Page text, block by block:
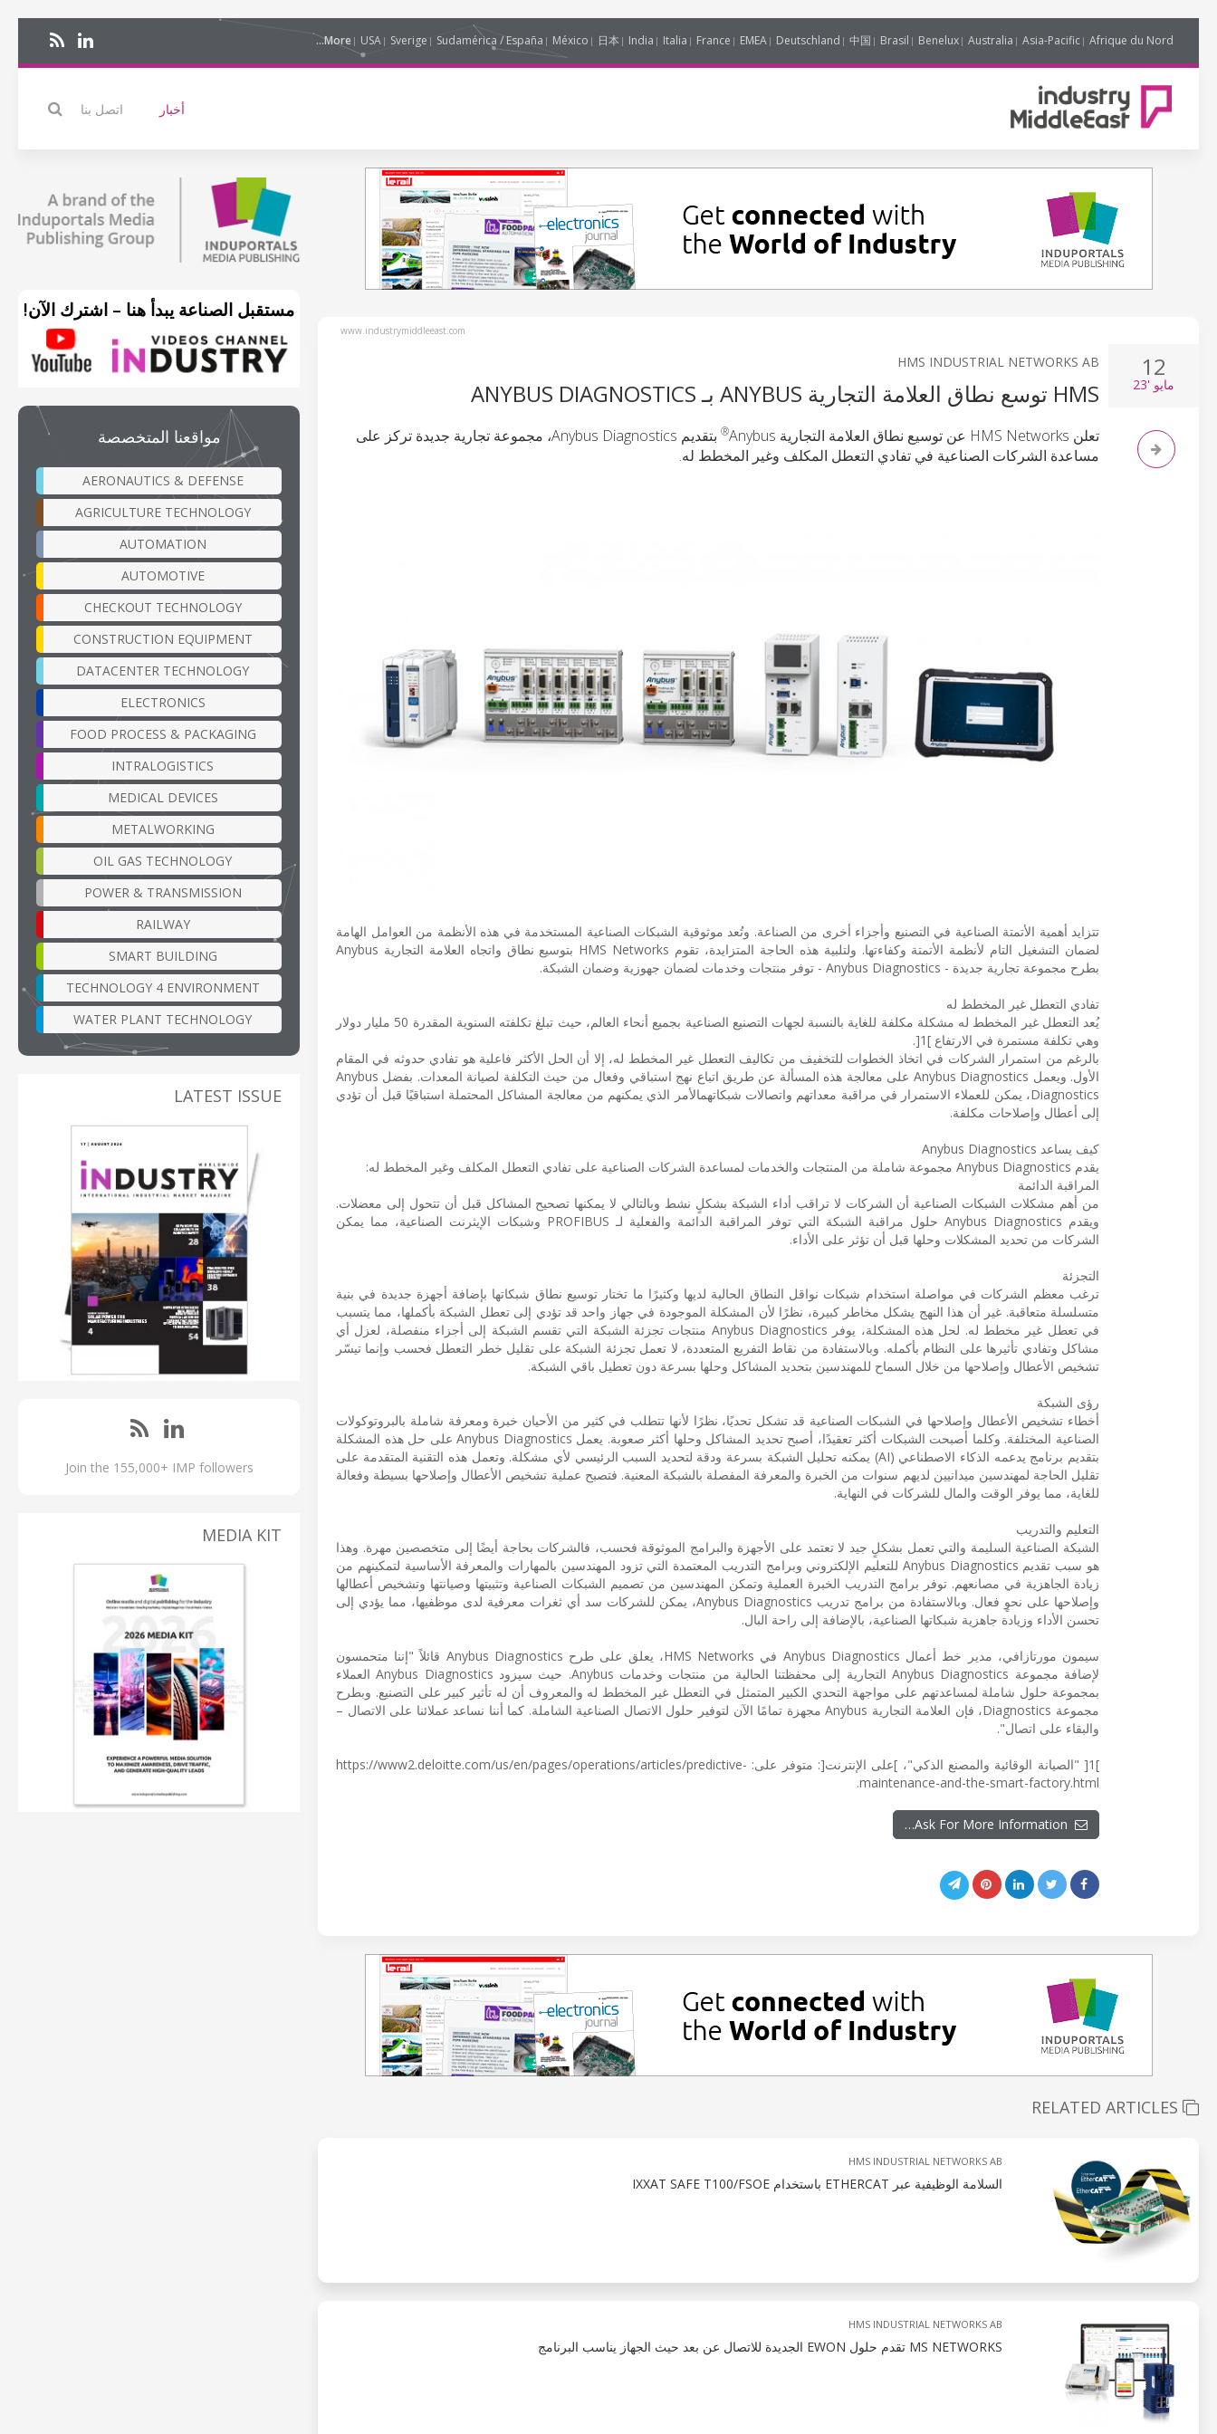
Afrique du Nord
Asia-Pacific
Australia
Benelux
Brasil
中国
Deutschland
EMEA
France
Italia
India
日本
México
Sudamérica / España
Sverige
USA
More...
أخبار اتصل بنا
www.industrymiddleeast.com
12
مايو '23
HMS INDUSTRIAL NETWORKS AB
HMS توسع نطاق العلامة التجارية ANYBUS بـ ANYBUS DIAGNOSTICS
تعلن HMS Networks عن توسيع نطاق العلامة التجارية Anybus ®
بتقديم Anybus Diagnostics، مجموعة تجارية جديدة تركز على
مساعدة الشركات الصناعية في تفادي التعطل المكلف وغير المخطط له.
تتزايد أهمية الأتمتة الصناعية في التصنيع وأجزاء أخرى من الصناعة. وتُعد موثوقية الشبكات الصناعية المستخدمة في هذه الأنظمة من العوامل الهامة
لضمان التشغيل التام لأنظمة الأتمتة وكفاءتها. ولتلبية هذه الحاجة المتزايدة، تقوم HMS Networks بتوسيع نطاق واتجاه العلامة التجارية Anybus
بطرح مجموعة تجارية جديدة - Anybus Diagnostics - توفر منتجات وخدمات لضمان جهوزية وضمان الشبكة.
تفادي التعطل غير المخطط له
يُعد التعطل غير المخطط له مشكلة مكلفة للغاية بالنسبة لجهات التصنيع الصناعية بجميع أنحاء العالم، حيث تبلغ تكلفته السنوية المقدرة 50 مليار دولار
وهي تكلفة مستمرة في الارتفاع ]1[.
بالرغم من استمرار الشركات في اتخاذ الخطوات للتخفيف من تكاليف التعطل غير المخطط له، إلا أن الحل الأكثر فاعلية هو تفادي حدوثه في المقام
الأول. ويعمل Anybus Diagnostics على معالجة هذه المسألة عن طريق اتباع نهج استباقي وفعال من حيث التكلفة لصيانة المعدات. بفضل Anybus
Diagnostics، يمكن للعملاء الاستمرار في مراقبة معداتهم واتصالات شبكاتهمالأمر الذي يمكنهم من معالجة المشاكل المحتملة استباقيًا قبل أن تؤدي
إلى أعطال وإصلاحات مكلفة.
كيف يساعد Anybus Diagnostics
يقدم Anybus Diagnostics مجموعة شاملة من المنتجات والخدمات لمساعدة الشركات الصناعية على تفادي التعطل المكلف وغير المخطط له:
المراقبة الدائمة
من أهم مشكلات الشبكات الصناعية أن الشركات لا تراقب أداء الشبكة بشكلٍ نشط وبالتالي لا يمكنها تصحيح المشاكل قبل أن تتحول إلى معضلات.
ويقدم Anybus Diagnostics حلول مراقبة الشبكة التي توفر المراقبة الدائمة والفعلية لـ PROFIBUS وشبكات الإيثرنت الصناعية، مما يمكن
الشركات من تحديد المشكلات وحلها قبل أن تؤثر على الأداء.
التجزئة
ترغب معظم الشركات في مواصلة استخدام شبكات نواقل النطاق الحالية لديها وكثيرًا ما تختار توسيع نطاق شبكاتها بإضافة أجهزة جديدة في بنية
متسلسلة متعاقبة. غير أن هذا النهج يشكل مخاطر كبيرة، نظرًا لأن المشكلة الموجودة في جهاز واحد قد تؤدي إلى تعطل الشبكة بأكملها، مما يتسبب
في تعطل غير مخطط له. لحل هذه المشكلة، يوفر Anybus Diagnostics منتجات تجزئة الشبكة التي تقسم الشبكة إلى أجزاء منفصلة، لعزل أي
مشاكل وتفادي تأثيرها على النظام بأكمله. وبالاستفادة من نقاط التفريع المتعددة، لا تعمل تجزئة الشبكة على تقليل خطر التعطل فحسب وإنما تيسّر
تشخيص الأعطال وإصلاحها من خلال السماح للمهندسين بتحديد المشاكل وحلها بسرعة دون تعطيل باقي الشبكة.
رؤى الشبكة
أخطاء تشخيص الأعطال وإصلاحها في الشبكات الصناعية قد تشكل تحديًا، نظرًا لأنها تتطلب في كثير من الأحيان خبرة ومعرفة شاملة بالبروتوكولات
الصناعية المختلفة. وكلما أصبحت الشبكات أكثر تعقيدًا، أصبح تحديد المشاكل وحلها أكثر صعوبة. يعمل Anybus Diagnostics على حل هذه المشكلة
بتقديم برنامج يدعمه الذكاء الاصطناعي (AI) يمكنه تحليل الشبكة بسرعة ودقة لتحديد السبب الرئيسي لأي مشكلة. وتعمل هذه التقنية المتقدمة على
تقليل الحاجة لمهندسين ميدانيين لديهم سنوات من الخبرة والمعرفة المفصلة بالشبكة المعنية. فتصبح عملية تشخيص الأعطال وإصلاحها بسيطة وفعالة
للغاية، مما يوفر الوقت والمال للشركات في النهاية.
التعليم والتدريب
الشبكة الصناعية السليمة والتي تعمل بشكلٍ جيد لا تعتمد على الأجهزة والبرامج الموثوقة فحسب، فالشركات بحاجة أيضًا إلى متخصصين مهرة. وهذا
هو سبب تقديم Anybus Diagnostics للتعليم الإلكتروني وبرامج التدريب المعتمدة التي تزود المهندسين بالمهارات والمعرفة الأساسية لتمكينهم من
زيادة الجاهزية في مصانعهم. توفر برامج التدريب الخبرة العملية وتمكن المهندسين من تصميم الشبكات الصناعية وتثبيتها وصيانتها وتشخيص أعطالها
وإصلاحها على نحوٍ فعال. وبالاستفادة من برامج تدريب Anybus Diagnostics، يمكن للشركات سد أي ثغرات معرفية لدى موظفيها، مما يؤدي إلى
تحسن الأداء وزيادة جاهزية شبكاتها الصناعية، بالإضافة إلى راحة البال.
سيمون مورتازافي، مدير خط أعمال Anybus Diagnostics في HMS Networks، يعلق على طرح Anybus Diagnostics قائلاً "إننا متحمسون
لإضافة مجموعة Anybus Diagnostics التجارية إلى محفظتنا الحالية من منتجات وخدمات Anybus. حيث سيزود Anybus Diagnostics العملاء
بمجموعة حلول شاملة لمساعدتهم على مواجهة التحدي الكبير المتمثل في التعطل غير المخطط له والمعروف أن له تأثير كبير على التصنيع. وبطرح
مجموعة Diagnostics، فإن العلامة التجارية Anybus مجهزة تمامًا الآن لتوفير حلول الاتصال الصناعية الشاملة. كما أننا نساعد عملائنا على الاتصال –
والبقاء على اتصال".
]1[ "الصيانة الوقائية والمصنع الذكي"، ]على الإنترنت[: متوفر على: https://www2.deloitte.com/us/en/pages/operations/articles/predictive-
maintenance-and-the-smart-factory.html.
HMS INDUSTRIAL NETWORKS AB
السلامة الوظيفية عبر ETHERCAT باستخدام IXXAT SAFE T100/FSOE
HMS INDUSTRIAL NETWORKS AB
MS NETWORKS تقدم حلول EWON الجديدة للاتصال عن بعد حيث الجهاز يناسب البرنامج
مستقبل الصناعة يبدأ هنا – اشترك الآن!
مواقعنا المتخصصة
AERONAUTICS & DEFENSE
AGRICULTURE TECHNOLOGY
AUTOMATION
AUTOMOTIVE
CHECKOUT TECHNOLOGY
CONSTRUCTION EQUIPMENT
DATACENTER TECHNOLOGY
ELECTRONICS
FOOD PROCESS & PACKAGING
INTRALOGISTICS
MEDICAL DEVICES
METALWORKING
OIL GAS TECHNOLOGY
POWER & TRANSMISSION
RAILWAY
SMART BUILDING
TECHNOLOGY 4 ENVIRONMENT
WATER PLANT TECHNOLOGY
LATEST ISSUE
Join the 155,000+ IMP followers
MEDIA KIT